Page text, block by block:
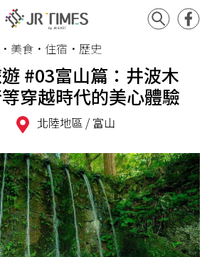
•美食•住宿•歷史
#03富山篇：井波木
穿越時代的美心體驗
北陸地區 / 富山